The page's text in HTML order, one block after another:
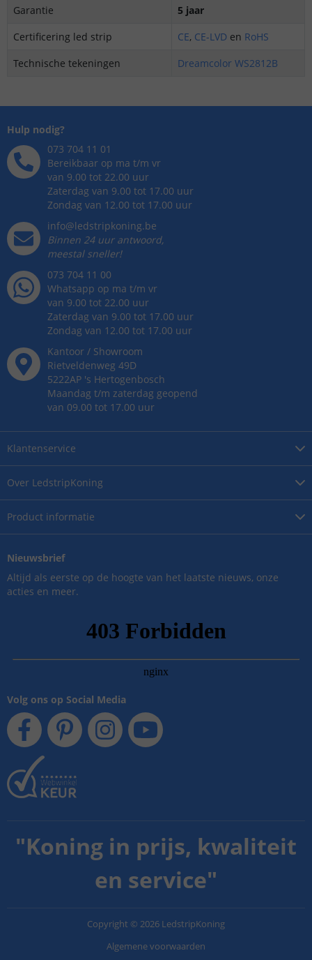
Garantie
5 jaar
Certificering led strip
CE, CE-LVD en RoHS
Technische tekeningen
Dreamcolor WS2812B
Over LedstripKoning
Product informatie
Klantenservice
Hulp nodig?
073 704 11 01
Bereikbaar op ma t/m vr
van 9.00 tot 22.00 uur
Zaterdag van 9.00 tot 17.00 uur
Zondag van 12.00 tot 17.00 uur
info@ledstripkoning.be
Binnen 24 uur antwoord,
meestal sneller!
073 704 11 00
Whatsapp op ma t/m vr
van 9.00 tot 22.00 uur
Zaterdag van 9.00 tot 17.00 uur
Zondag van 12.00 tot 17.00 uur
Kantoor / Showroom
Rietveldenweg 49D
5222AP 's Hertogenbosch
Maandag t/m zaterdag geopend
van 09.00 tot 17.00 uur
Nieuwsbrief
Altijd als eerste op de hoogte van het laatste nieuws, onze
acties en meer.
Volg ons op Social Media
"Koning in prijs, kwaliteit
en service"
Copyright © 2026 LedstripKoning
Algemene voorwaarden